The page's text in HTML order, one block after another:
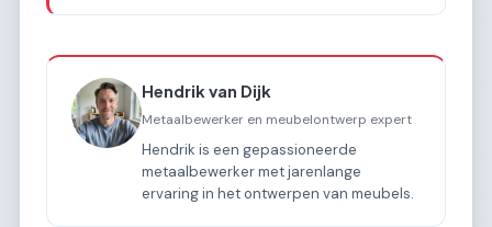
Hendrik van Dijk
Metaalbewerker en meubelontwerp expert
Hendrik is een gepassioneerde
metaalbewerker met jarenlange
ervaring in het ontwerpen van meubels.